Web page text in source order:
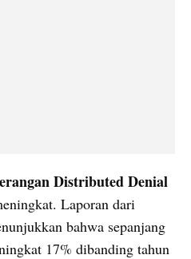
Distributed Denial
bahwa sepanjang
17% dibanding tahun